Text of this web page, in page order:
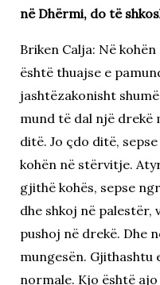
në Dhërmi, do të
Briken Calja: Në
është thuajse e
jashtëzakonisht
mund të dal një drekë
ditë. Jo çdo ditë,
kohën në stërvitje.
gjithë kohës, sepse
dhe shkoj në palestër,
pushoj në drekë. Dhe
mungesën. Gjithashtu
normale. Kjo është